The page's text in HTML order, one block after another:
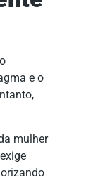
e o
mulher